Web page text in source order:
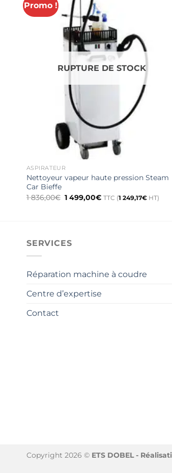
Promo !
RUPTURE DE STOCK
ASPIRATEUR
Nettoyeur vapeur haute pression Steam
Car Bieffe
1 836,00€ Le
1 499,00€Le
TTC (1 249,17€ HT)
SERVICES
Réparation machine à coudre
Centre d’expertise
Contact
Copyright 2026 © ETS DOBEL -